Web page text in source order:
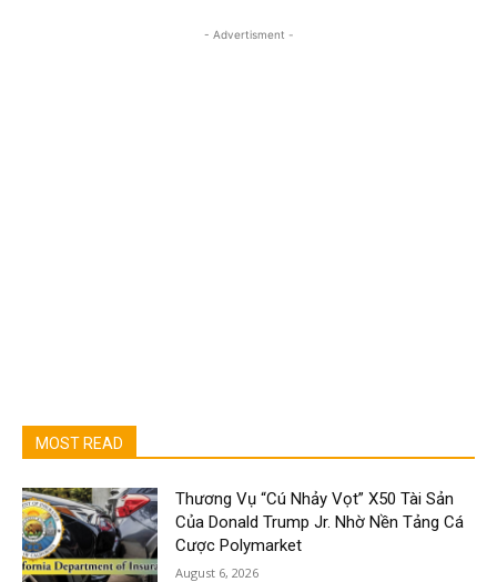
- Advertisment -
MOST READ
Thương Vụ “Cú Nhảy Vọt” X50 Tài Sản
Của Donald Trump Jr. Nhờ Nền Tảng Cá
Cược Polymarket
August 6, 2026